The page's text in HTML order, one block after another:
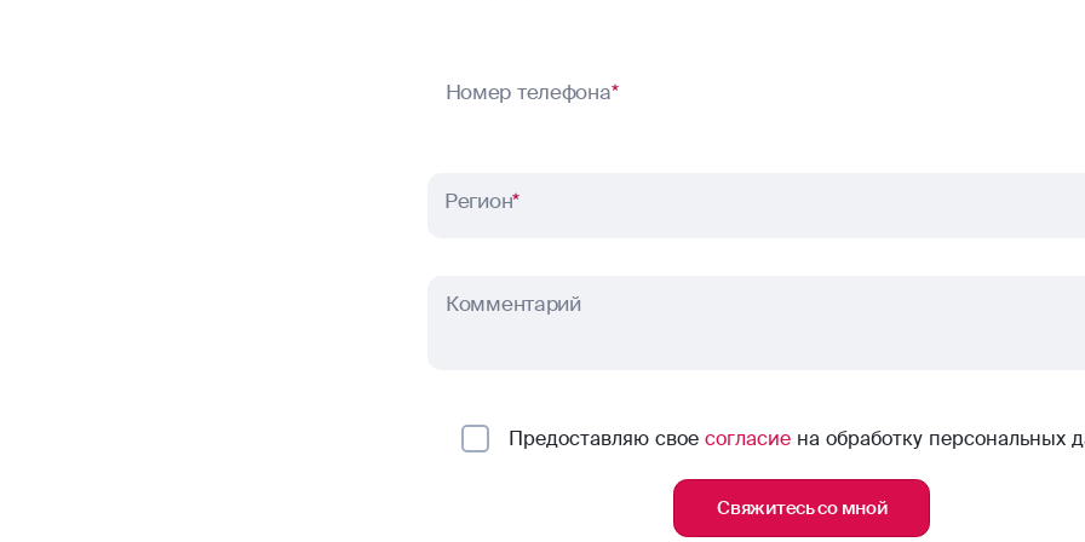
Номер телефона*
Регион*
Комментарий
Предоставляю свое согласиена обработку персональных
Свяжитесь со мной